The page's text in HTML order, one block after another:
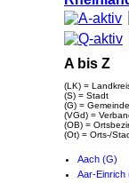
A bis Z
(LK) =
(S) = Stadt
(G) = Gemeinde
(VGd) =
(OB) =
(Ot) = Orts-/
Aach (G)
Aar-Einrich